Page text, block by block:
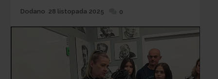
Dodane
Dodano 28 listopada 2025 0